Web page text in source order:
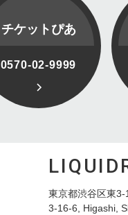
チケットぴあ
0570-02-9999
東京都渋谷区東3-
3-16-6, Higashi,